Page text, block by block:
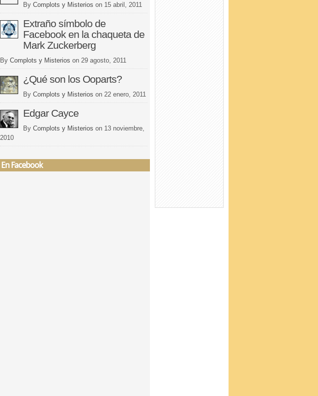
By Complots y Misterios on 15 abril, 2011
Extraño símbolo de
Facebook en la chaqueta de
Mark Zuckerberg
By Complots y Misterios on 29 agosto, 2011
¿Qué son los Ooparts?
By Complots y Misterios on 22 enero, 2011
Edgar Cayce
By Complots y Misterios on 13 noviembre,
2010
En Facebook